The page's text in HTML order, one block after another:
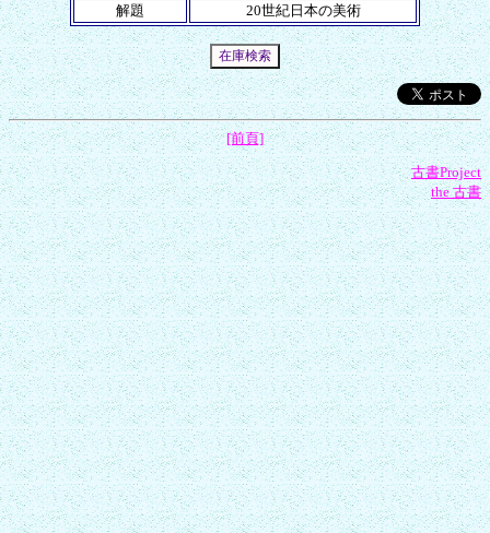
解題
20世紀日本の美術
[前頁]
古書Project
the 古書